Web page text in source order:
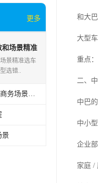
更多
和场景精准
景精准选车
选错..
避坑关键：这些 “商务场景雷区” 要避开
景
和大
大型
重点
二、
中巴
中小
企业
家庭 /